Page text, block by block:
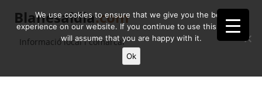
Blanesaldia.com
Informació local i comarcal
We use cookies to ensure that we give you the best
experience on our website. If you continue to use this site we
will assume that you are happy with it.
Ok